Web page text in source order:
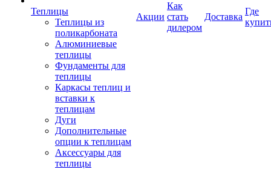
Теплицы
Теплицы из
поликарбоната
Алюминиевые
теплицы
Фундаменты для
теплицы
Каркасы теплиц и
вставки к
теплицам
Дуги
Дополнительные
опции к теплицам
Аксессуары для
теплицы
Акции
Как
стать
дилером
Доставка
Где